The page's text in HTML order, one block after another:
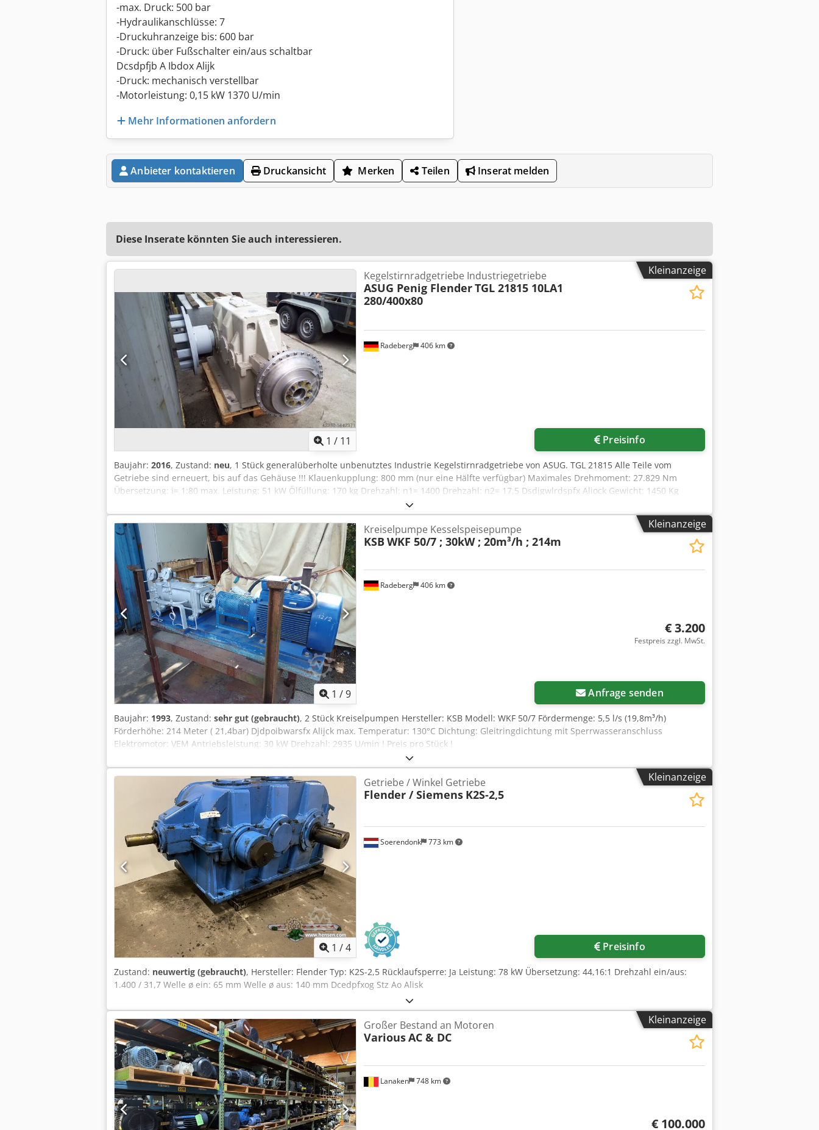
-max. Druck: 500 bar
-Hydraulikanschlüsse: 7
-Druckuhranzeige bis: 600 bar
-Druck: über Fußschalter ein/aus schaltbar
Dcsdpfjb A Ibdox Alijk
-Druck: mechanisch verstellbar
-Motorleistung: 0,15 kW 1370 U/min
Mehr Informationen anfordern
Anbieter kontaktieren Druckansicht Merken Teilen Inserat melden
Diese Inserate könnten Sie auch interessieren.
Kleinanzeige
1 / 11
Radeberg 406 km
Kegelstirnradgetriebe Industriegetriebe
ASUG Penig FlenderTGL 21815 10LA1
280/400x80
Preisinfo
Baujahr: 2016, Zustand: neu, 1 Stück generalüberholte unbenutztes Industrie Kegelstirnradgetriebe von ASUG. TGL 21815 Alle Teile vom
Getriebe sind erneuert, bis auf das Gehäuse !!! Klauenkupplung: 800 mm (nur eine Hälfte verfügbar) Maximales Drehmoment: 27.829 Nm
Übersetzung: i= 1:80 max. Leistung: 51 kW Ölfüllung: 170 kg Drehzahl: n1= 1400 Drehzahl: n2= 17,5 Dsdjgwlrdspfx Aliock Gewicht: 1450 Kg
Wellendurchmesser d1: 65mm Wellendurchmesser d2: 160 mm Wellenhöhe h1: 500 mm Gesamthöhe h2: 925mm Länge von Fuß: 1170 mm !!
Getriebe besitzt keinen Ölkühler !!
Kleinanzeige
1 /9
Radeberg 406 km
Kreiselpumpe Kesselspeisepumpe
KSB WKF 50/7 ; 30kW ; 20m³/h ; 214m
€ 3.200
Festpreis zzgl. MwSt.
Anfrage senden
Baujahr: 1993, Zustand: sehr gut (gebraucht), 2 Stück Kreiselpumpen Hersteller: KSB Modell: WKF 50/7 Fördermenge: 5,5 l/s (19,8m³/h)
Förderhöhe: 214 Meter ( 21,4bar) Djdpoibwarsfx Alijck max. Temperatur: 130°C Dichtung: Gleitringdichtung mit Sperrwasseranschluss
Elektromotor: VEM Antriebsleistung: 30 kW Drehzahl: 2935 U/min ! Preis pro Stück !
Kleinanzeige
1 /4
Soerendonk 773 km
Getriebe / Winkel Getriebe
Flender / Siemens K2S-2,5
Preisinfo
Zustand: neuwertig (gebraucht), Hersteller: Flender Typ: K2S-2,5 Rücklaufsperre: Ja Leistung: 78 kW Übersetzung: 44,16:1 Drehzahl ein/aus:
1.400 / 31,7 Welle ø ein: 65 mm Welle ø aus: 140 mm Dcedpfxog Stz Ao Alisk
Kleinanzeige
Lanaken 748 km
Großer Bestand an Motoren
VariousAC & DC
€ 100.000